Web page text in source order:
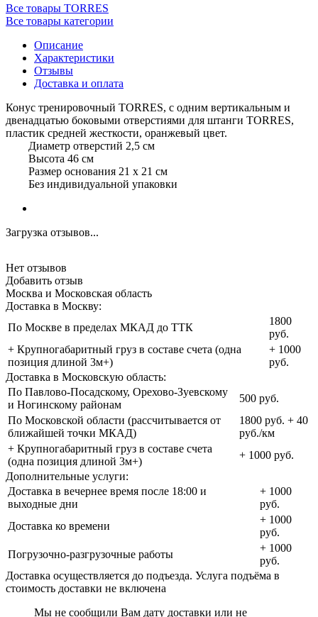
Все товары TORRES
Все товары категории
Описание
Характеристики
Отзывы
Доставка и оплата
Конус тренировочный TORRES, с одним вертикальным и
двенадцатью боковыми отверстиями для штанги TORRES,
пластик средней жесткости, оранжевый цвет.
Диаметр отверстий 2,5 см
Высота 46 см
Размер основания 21 х 21 см
Без индивидуальной упаковки
Загрузка отзывов...
Нет отзывов
Добавить отзыв
Москва и Московская область
Доставка в Москву:
По Москве в пределах МКАД до ТТК
1800
руб.
+ Крупногабаритный груз в составе счета (одна
позиция длиной 3м+)
+ 1000
руб.
Доставка в Московскую область:
По Павлово-Посадскому, Орехово-Зуевскому
и Ногинскому районам
500 руб.
По Московской области (рассчитывается от
ближайшей точки МКАД)
1800 руб. + 40
руб./км
+ Крупногабаритный груз в составе счета
(одна позиция длиной 3м+)
+ 1000 руб.
Дополнительные услуги:
Доставка в вечернее время после 18:00 и
выходные дни
+ 1000
руб.
Доставка ко времени
+ 1000
руб.
Погрузочно-разгрузочные работы
+ 1000
руб.
Доставка осуществляется до подъезда. Услуга подъёма в
стоимость доставки не включена
Мы не сообщили Вам дату доставки или не